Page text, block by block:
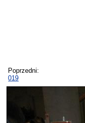
Poprzedni:
019